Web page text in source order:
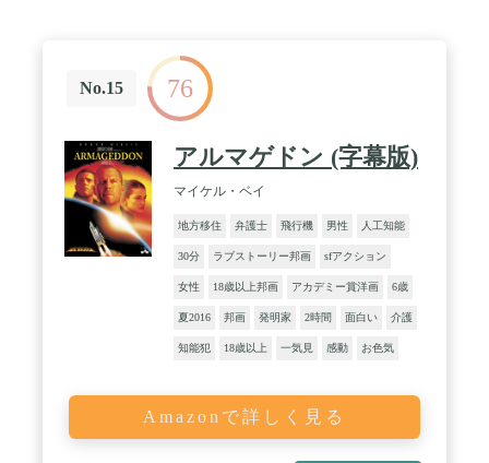
No.15 76
アルマゲドン (字幕版)
マイケル・ベイ
地方移住 弁護士 飛行機 男性 人工知能
30分 ラブストーリー邦画 sfアクション
女性 18歳以上邦画 アカデミー賞洋画 6歳
夏2016 邦画 発明家 2時間 面白い 介護
知能犯 18歳以上 一気見 感動 お色気
Amazonで詳しく見る